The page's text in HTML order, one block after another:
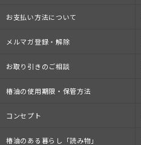
お支払い方法について
メルマガ登録・解除
お取り引きのご相談
椿油の使用期限・保管方法
コンセプト
椿油のある暮らし「読み物」